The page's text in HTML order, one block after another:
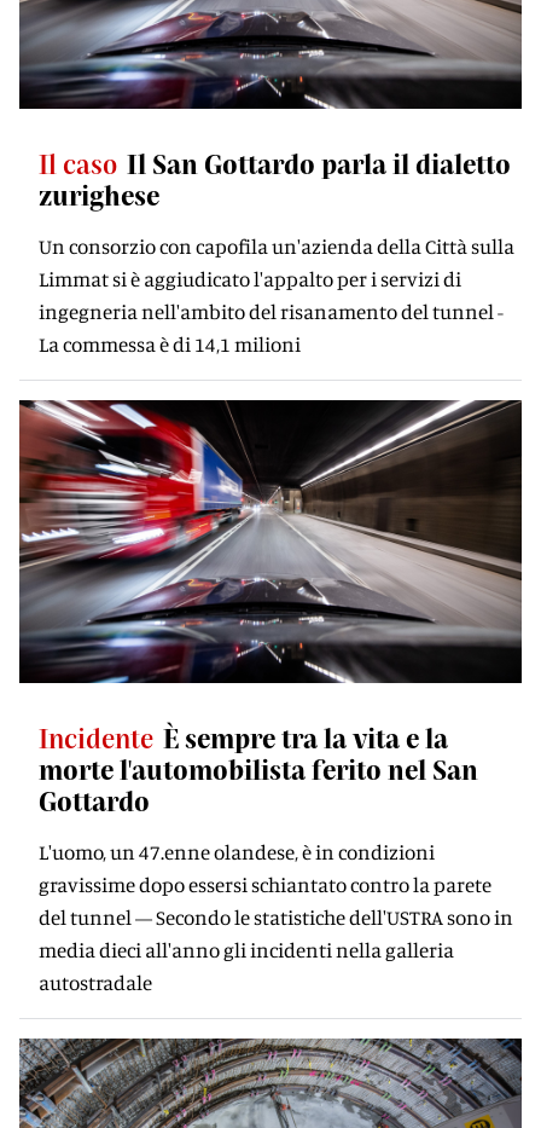
Il caso Il San Gottardo parla il dialetto
zurighese
Un consorzio con capofila un'azienda della Città sulla
Limmat si è aggiudicato l'appalto per i servizi di
ingegneria nell'ambito del risanamento del tunnel -
La commessa è di 14,1 milioni
Incidente È sempre tra la vita e la
morte l'automobilista ferito nel San
Gottardo
L'uomo, un 47.enne olandese, è in condizioni
gravissime dopo essersi schiantato contro la parete
del tunnel — Secondo le statistiche dell'USTRA sono in
media dieci all'anno gli incidenti nella galleria
autostradale